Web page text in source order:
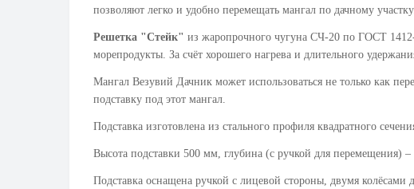
позволяют легко и удобно перемещать мангал по дачному
Решетка "Стейк" из жаропрочного чугуна СЧ-20 по ГОСТ
морепродукты. За счёт хорошего нагрева и длительного
Мангал Везувий Дачник может использоваться не только как
подставку под этот мангал.
Подставка изготовлена из стального профиля квадратного
Высота подставки 500 мм, глубина (с ручкой для перемещения)
Подставка оснащена ручкой с лицевой стороны, двумя